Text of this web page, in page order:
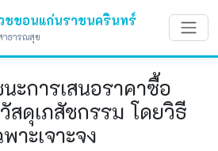
ชขอนแก่นราชนครินทร์
าธารณสุข
ะการเสนอราคาซื้อ
สดุเภสัชกรรม โดยวิธี
พาะเจาะจง